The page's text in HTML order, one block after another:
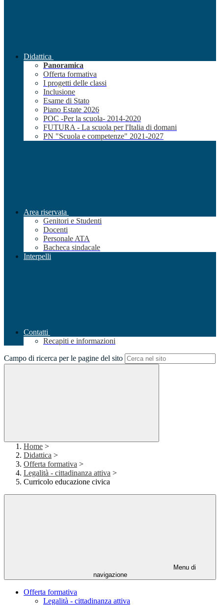
Didattica
Panoramica
Offerta formativa
I progetti delle classi
Inclusione
Esame di Stato
Piano Estate 2026
POC -Per la scuola- 2014-2020
FUTURA - La scuola per l'Italia di domani
PN "Scuola e competenze" 2021-2027
Area riservata
Genitori e Studenti
Docenti
Personale ATA
Bacheca sindacale
Interpelli
Contatti
Recapiti e informazioni
Campo di ricerca per le pagine del sito
Home >
Didattica >
Offerta formativa >
Legalità - cittadinanza attiva >
Curricolo educazione civica
Menu di
navigazione
Offerta formativa
Legalità - cittadinanza attiva